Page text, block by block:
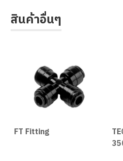
สินค้าอื่นๆ
FT Fitting